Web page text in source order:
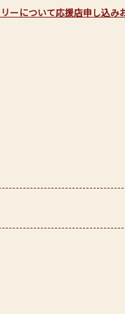
ーについて応援店申し込み